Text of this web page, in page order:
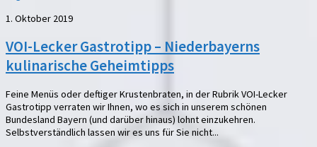
1. Oktober 2019
VOI-Lecker Gastrotipp – Niederbayerns
kulinarische Geheimtipps
Feine Menüs oder deftiger Krustenbraten, in der Rubrik VOI-Lecker
Gastrotipp verraten wir Ihnen, wo es sich in unserem schönen
Bundesland Bayern (und darüber hinaus) lohnt einzukehren.
Selbstverständlich lassen wir es uns für Sie nicht...